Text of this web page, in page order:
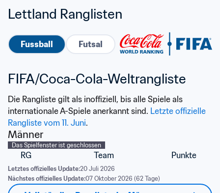
Lettland Ranglisten
Fussball Futsal
FIFA/Coca-Cola-Weltrangliste
Die Rangliste gilt als inoffiziell, bis alle Spiele als
internationale A-Spiele anerkannt sind. Letzte offizielle
Rangliste vom 11. Juni.
Männer
Das Spielfenster ist geschlossen
RG Team Punkte
Letztes offizielles Update:20 Juli 2026
Nächstes offizielles Update:07 Oktober 2026 (62 Tage)